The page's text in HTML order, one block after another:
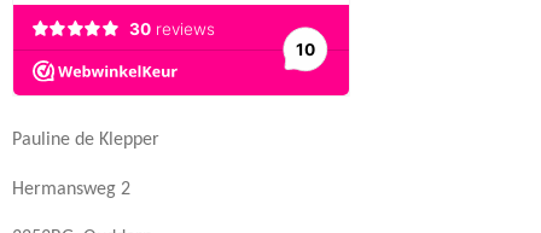
Pauline de Klepper
Hermansweg 2